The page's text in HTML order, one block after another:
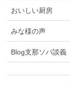
おいしい厨房
みな様の声
Blog支那ソバ談義